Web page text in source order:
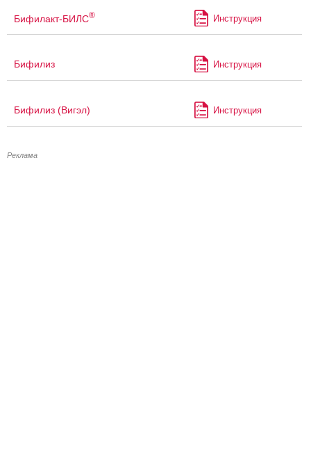
Бифилакт-БИЛС® Инструкция
Бифилиз Инструкция
Бифилиз (Вигэл) Инструкция
Реклама